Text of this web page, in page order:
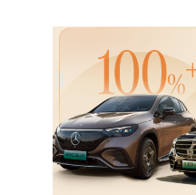
创六年来第二大单周
跌1.6%，连续第四周
跌2.2%，阿尔达地产
尽管油价上涨可能支
源基础设施和区域物